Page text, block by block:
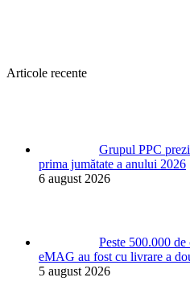
Articole recente
Grupul PPC
prima jumătate a anului 2026
6 august 2026
Peste 500.000
eMAG au fost cu livrare a
5 august 2026